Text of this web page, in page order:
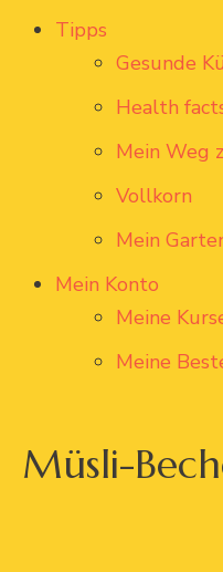
Tipps
Gesunde
Health
Mein Weg
Vollkorn
Mein
Mein Konto
Meine
Meine
Müsli-